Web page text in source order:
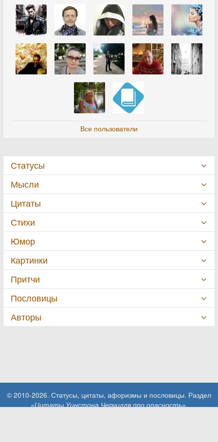
Все пользователи
Статусы
Мысли
Цитаты
Стихи
Юмор
Картинки
Притчи
Пословицы
Авторы
© 2010-2026. Статусы, цитаты, афоризмы и пословицы. Раздел
«Цитаты Уинстона Черчилля про опасность».